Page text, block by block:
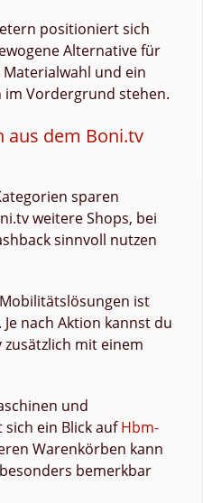
positioniert sich
Alternative für
und ein
im Vordergrund stehen.
aus dem Boni.tv
sparen
weitere Shops, bei
sinnvoll nutzen
ist
nach Aktion kannst du
mit einem
und
ein Blick aufHbm-
Warenkörben kann
bemerkbar